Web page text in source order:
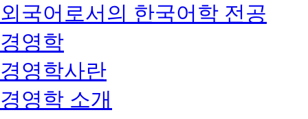
외국어로서의 한국어학 전공
경영학
경영학사란
경영학 소개